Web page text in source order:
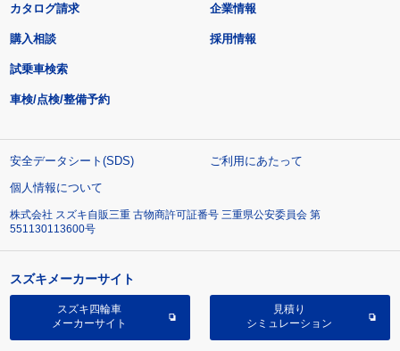
カタログ請求
購入相談
試乗車検索
車検/点検/整備予約
企業情報
採用情報
安全データシート(SDS)
ご利用にあたって
個人情報について
株式会社 スズキ自販三重 古物商許可証番号 三重県公安委員会 第
551130113600号
スズキメーカーサイト
スズキ四輪車
メーカーサイト
見積り
シミュレーション